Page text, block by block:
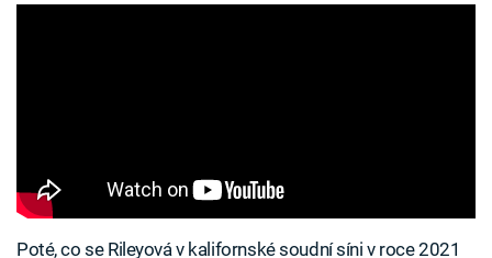
Poté, co se Rileyová v kalifornské soudní síni v roce 2021